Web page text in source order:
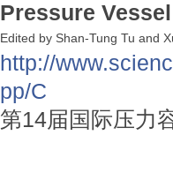
Pressure
Edited by Shan-Tung Tu and
http://
pp/C
第14届国际压力